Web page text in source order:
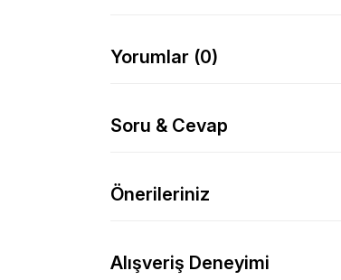
Yorumlar (0)
Soru & Cevap
Önerileriniz
Alışveriş Deneyimi